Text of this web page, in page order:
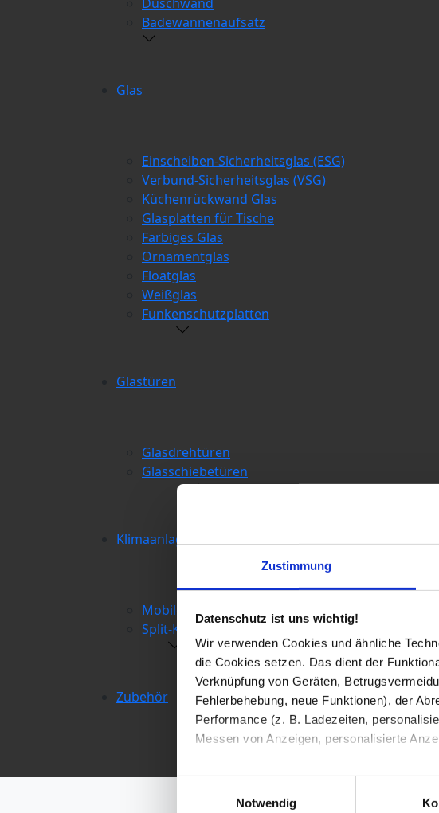
Zustimmung
Datenschutz ist uns wichtig!
Wir verwenden Cookies und ähnliche
die Cookies setzen. Das dient der
Verknüpfung von Geräten,
Fehlerbehebung, neue Funktionen), der
Performance (z. B. Ladezeiten,
Messen von Anzeigen, personalisierte
Die Einzelheiten können Sie unter
die eingesetzten Technologien und
Notwendig
Badewannenaufsatz
Glas
Einscheiben-Sicherheitsglas (ESG)
Verbund-Sicherheitsglas (VSG)
Küchenrückwand Glas
Glasplatten für Tische
Farbiges Glas
Ornamentglas
Floatglas
Weißglas
Funkenschutzplatten
Glastüren
Glasdrehtüren
Glasschiebetüren
Klimaanlagen
Mobile Klimaanlagen
Split-Klimaanlagen
Zubehör